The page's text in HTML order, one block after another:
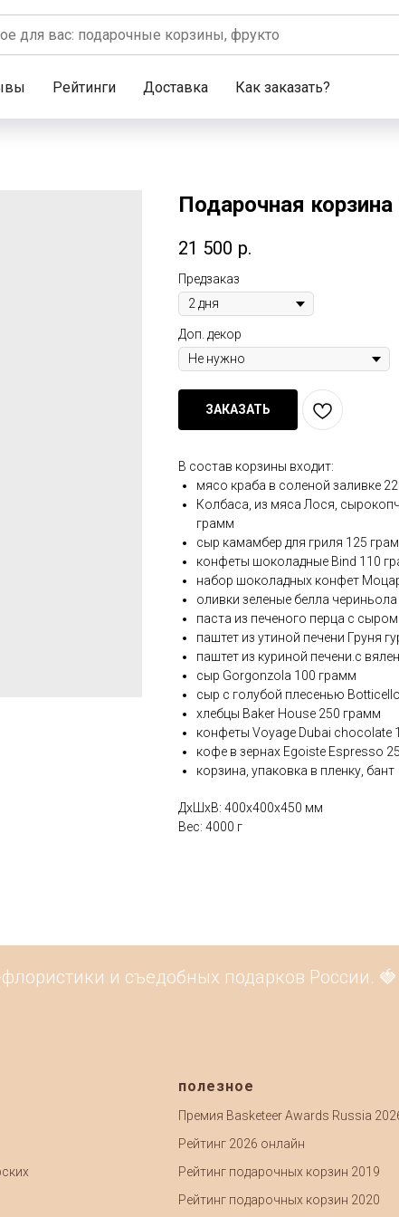
Рейтинги Доставка Как заказать?
Подарочная
21 500 р.
Предзаказ
Доп. декор
ЗАКАЗАТЬ
В состав корзины входит:
мясо краба в соленой заливке
Колбаса, из мяса Лося,
грамм
сыр камамбер для гриля 125
конфеты шоколадные Bind 110
набор шоколадных конфет
оливки зеленые белла
паста из печеного перца с
паштет из утиной печени Груня
паштет из куриной печени.с
сыр Gorgonzola 100 грамм
сыр с голубой плесенью
хлебцы Baker House 250 грамм
конфеты Voyage Dubai chocolate
кофе в зернах Egoiste Espresso
корзина, упаковка в пленку, бант
ДxШxВ: 400x400x450 мм
Вес: 4000 г
и съедобных подарков России.
полезное
Премия Basketeer Awards Russia
Рейтинг 2026 онлайн
Рейтинг подарочных корзин 2019
Рейтинг подарочных корзин 2020